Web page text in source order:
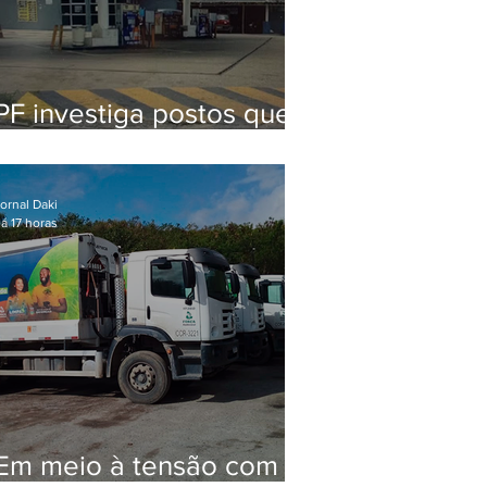
investiga postos que
de secretário
em 2020
meio à tensão com
Daki
17 horas